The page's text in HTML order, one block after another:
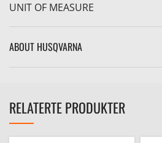
UNIT OF MEASURE
ABOUT HUSQVARNA
RELATERTE PRODUKTER